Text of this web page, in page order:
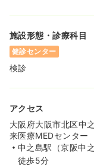
施設形態・診療科目
健診センター
検診
アクセス
大阪府大阪市北区中
来医療MEDセンター
中之島駅（京阪中之
徒歩5分